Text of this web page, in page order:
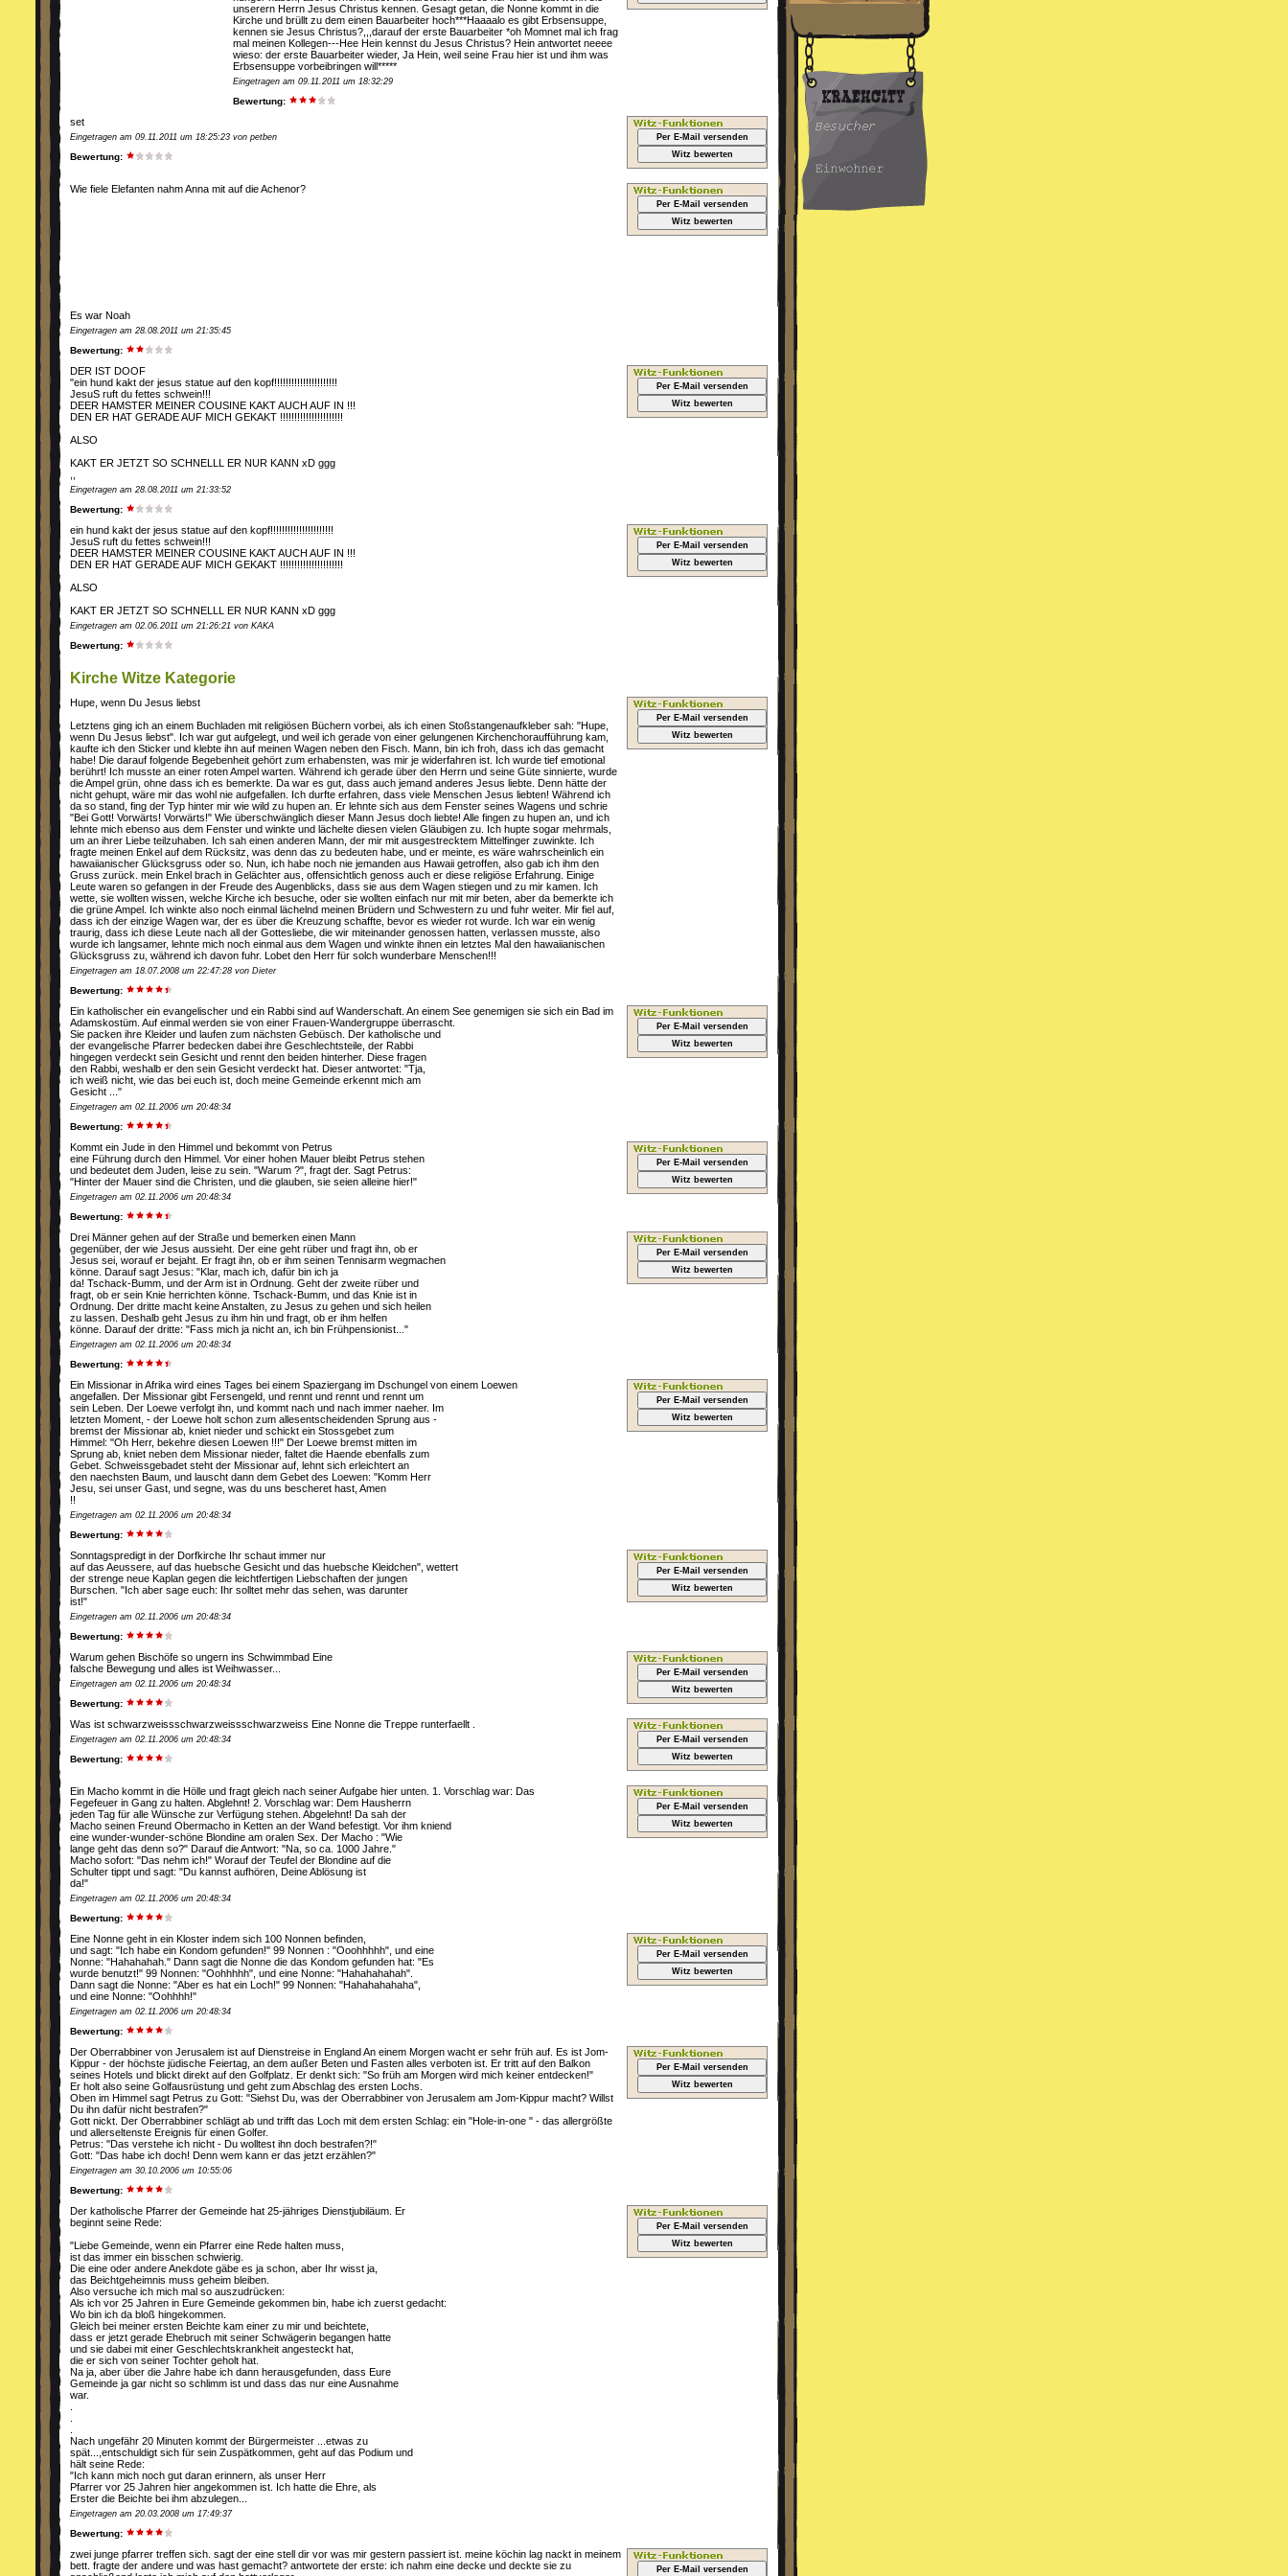
unserern Herrn Jesus Christus kennen. Gesagt getan, die Nonne kommt in die
Kirche und brüllt zu dem einen Bauarbeiter hoch***Haaaalo es gibt Erbsensuppe,
kennen sie Jesus Christus?,,,darauf der erste Bauarbeiter *oh Momnet mal ich frag
mal meinen Kollegen---Hee Hein kennst du Jesus Christus? Hein antwortet neeee
wieso: der erste Bauarbeiter wieder, Ja Hein, weil seine Frau hier ist und ihm was
Erbsensuppe vorbeibringen will*****
Eingetragen am 09.11.2011 um 18:32:29
Bewertung:
Per E-Mail versenden
Witz bewerten
set
Eingetragen am 09.11.2011 um 18:25:23 von petben
Bewertung:
Per E-Mail versenden
Witz bewerten
Wie fiele Elefanten nahm Anna mit auf die Achenor?
Es war Noah
Eingetragen am 28.08.2011 um 21:35:45
Bewertung:
Per E-Mail versenden
Witz bewerten
DER IST DOOF
"ein hund kakt der jesus statue auf den kopf!!!!!!!!!!!!!!!!!!!!!!
JesuS ruft du fettes schwein!!!
DEER HAMSTER MEINER COUSINE KAKT AUCH AUF IN !!!
DEN ER HAT GERADE AUF MICH GEKAKT !!!!!!!!!!!!!!!!!!!!!!
ALSO
KAKT ER JETZT SO SCHNELLL ER NUR KANN xD ggg
Eingetragen am 28.08.2011 um 21:33:52
Bewertung:
Per E-Mail versenden
Witz bewerten
ein hund kakt der jesus statue auf den kopf!!!!!!!!!!!!!!!!!!!!!!
JesuS ruft du fettes schwein!!!
DEER HAMSTER MEINER COUSINE KAKT AUCH AUF IN !!!
DEN ER HAT GERADE AUF MICH GEKAKT !!!!!!!!!!!!!!!!!!!!!!
ALSO
KAKT ER JETZT SO SCHNELLL ER NUR KANN xD ggg
Eingetragen am 02.06.2011 um 21:26:21 von KAKA
Bewertung:
Kirche Witze Kategorie
Per E-Mail versenden
Witz bewerten
Hupe, wenn Du Jesus liebst
Letztens ging ich an einem Buchladen mit religiösen Büchern vorbei, als ich einen Stoßstangenaufkleber sah: "Hupe,
wenn Du Jesus liebst". Ich war gut aufgelegt, und weil ich gerade von einer gelungenen Kirchenchoraufführung kam,
kaufte ich den Sticker und klebte ihn auf meinen Wagen neben den Fisch. Mann, bin ich froh, dass ich das gemacht
habe! Die darauf folgende Begebenheit gehört zum erhabensten, was mir je widerfahren ist. Ich wurde tief emotional
berührt! Ich musste an einer roten Ampel warten. Während ich gerade über den Herrn und seine Güte sinnierte, wurde
die Ampel grün, ohne dass ich es bemerkte. Da war es gut, dass auch jemand anderes Jesus liebte. Denn hätte der
nicht gehupt, wäre mir das wohl nie aufgefallen. Ich durfte erfahren, dass viele Menschen Jesus liebten! Während ich
da so stand, fing der Typ hinter mir wie wild zu hupen an. Er lehnte sich aus dem Fenster seines Wagens und schrie
"Bei Gott! Vorwärts! Vorwärts!" Wie überschwänglich dieser Mann Jesus doch liebte! Alle fingen zu hupen an, und ich
lehnte mich ebenso aus dem Fenster und winkte und lächelte diesen vielen Gläubigen zu. Ich hupte sogar mehrmals,
um an ihrer Liebe teilzuhaben. Ich sah einen anderen Mann, der mir mit ausgestrecktem Mittelfinger zuwinkte. Ich
fragte meinen Enkel auf dem Rücksitz, was denn das zu bedeuten habe, und er meinte, es wäre wahrscheinlich ein
hawaiianischer Glücksgruss oder so. Nun, ich habe noch nie jemanden aus Hawaii getroffen, also gab ich ihm den
Gruss zurück. mein Enkel brach in Gelächter aus, offensichtlich genoss auch er diese religiöse Erfahrung. Einige
Leute waren so gefangen in der Freude des Augenblicks, dass sie aus dem Wagen stiegen und zu mir kamen. Ich
wette, sie wollten wissen, welche Kirche ich besuche, oder sie wollten einfach nur mit mir beten, aber da bemerkte ich
die grüne Ampel. Ich winkte also noch einmal lächelnd meinen Brüdern und Schwestern zu und fuhr weiter. Mir fiel auf,
dass ich der einzige Wagen war, der es über die Kreuzung schaffte, bevor es wieder rot wurde. Ich war ein wenig
traurig, dass ich diese Leute nach all der Gottesliebe, die wir miteinander genossen hatten, verlassen musste, also
wurde ich langsamer, lehnte mich noch einmal aus dem Wagen und winkte ihnen ein letztes Mal den hawaiianischen
Glücksgruss zu, während ich davon fuhr. Lobet den Herr für solch wunderbare Menschen!!!
Eingetragen am 18.07.2008 um 22:47:28 von Dieter
Bewertung:
Per E-Mail versenden
Witz bewerten
Ein katholischer ein evangelischer und ein Rabbi sind auf Wanderschaft. An einem See genemigen sie sich ein Bad im
Adamskostüm. Auf einmal werden sie von einer Frauen-Wandergruppe überrascht.
Sie packen ihre Kleider und laufen zum nächsten Gebüsch. Der katholische und
der evangelische Pfarrer bedecken dabei ihre Geschlechtsteile, der Rabbi
hingegen verdeckt sein Gesicht und rennt den beiden hinterher. Diese fragen
den Rabbi, weshalb er den sein Gesicht verdeckt hat. Dieser antwortet: "Tja,
ich weiß nicht, wie das bei euch ist, doch meine Gemeinde erkennt mich am
Gesicht ..."
Eingetragen am 02.11.2006 um 20:48:34
Bewertung:
Per E-Mail versenden
Witz bewerten
Kommt ein Jude in den Himmel und bekommt von Petrus
eine Führung durch den Himmel. Vor einer hohen Mauer bleibt Petrus stehen
und bedeutet dem Juden, leise zu sein. "Warum ?", fragt der. Sagt Petrus:
"Hinter der Mauer sind die Christen, und die glauben, sie seien alleine hier!"
Eingetragen am 02.11.2006 um 20:48:34
Bewertung:
Per E-Mail versenden
Witz bewerten
Drei Männer gehen auf der Straße und bemerken einen Mann
gegenüber, der wie Jesus aussieht. Der eine geht rüber und fragt ihn, ob er
Jesus sei, worauf er bejaht. Er fragt ihn, ob er ihm seinen Tennisarm wegmachen
könne. Darauf sagt Jesus: "Klar, mach ich, dafür bin ich ja
da! Tschack-Bumm, und der Arm ist in Ordnung. Geht der zweite rüber und
fragt, ob er sein Knie herrichten könne. Tschack-Bumm, und das Knie ist in
Ordnung. Der dritte macht keine Anstalten, zu Jesus zu gehen und sich heilen
zu lassen. Deshalb geht Jesus zu ihm hin und fragt, ob er ihm helfen
könne. Darauf der dritte: "Fass mich ja nicht an, ich bin Frühpensionist..."
Eingetragen am 02.11.2006 um 20:48:34
Bewertung:
Per E-Mail versenden
Witz bewerten
Ein Missionar in Afrika wird eines Tages bei einem Spaziergang im Dschungel von einem Loewen
angefallen. Der Missionar gibt Fersengeld, und rennt und rennt und rennt um
sein Leben. Der Loewe verfolgt ihn, und kommt nach und nach immer naeher. Im
letzten Moment, - der Loewe holt schon zum allesentscheidenden Sprung aus -
bremst der Missionar ab, kniet nieder und schickt ein Stossgebet zum
Himmel: "Oh Herr, bekehre diesen Loewen !!!" Der Loewe bremst mitten im
Sprung ab, kniet neben dem Missionar nieder, faltet die Haende ebenfalls zum
Gebet. Schweissgebadet steht der Missionar auf, lehnt sich erleichtert an
den naechsten Baum, und lauscht dann dem Gebet des Loewen: "Komm Herr
Jesu, sei unser Gast, und segne, was du uns bescheret hast, Amen
!!
Eingetragen am 02.11.2006 um 20:48:34
Bewertung:
Per E-Mail versenden
Witz bewerten
Sonntagspredigt in der Dorfkirche Ihr schaut immer nur
auf das Aeussere, auf das huebsche Gesicht und das huebsche Kleidchen", wettert
der strenge neue Kaplan gegen die leichtfertigen Liebschaften der jungen
Burschen. "Ich aber sage euch: Ihr solltet mehr das sehen, was darunter
ist!"
Eingetragen am 02.11.2006 um 20:48:34
Bewertung:
Per E-Mail versenden
Witz bewerten
Warum gehen Bischöfe so ungern ins Schwimmbad Eine
falsche Bewegung und alles ist Weihwasser...
Eingetragen am 02.11.2006 um 20:48:34
Bewertung:
Per E-Mail versenden
Witz bewerten
Was ist schwarzweissschwarzweissschwarzweiss Eine Nonne die Treppe runterfaellt .
Eingetragen am 02.11.2006 um 20:48:34
Bewertung:
Per E-Mail versenden
Witz bewerten
Ein Macho kommt in die Hölle und fragt gleich nach seiner Aufgabe hier unten. 1. Vorschlag war: Das
Fegefeuer in Gang zu halten. Abglehnt! 2. Vorschlag war: Dem Hausherrn
jeden Tag für alle Wünsche zur Verfügung stehen. Abgelehnt! Da sah der
Macho seinen Freund Obermacho in Ketten an der Wand befestigt. Vor ihm kniend
eine wunder-wunder-schöne Blondine am oralen Sex. Der Macho : "Wie
lange geht das denn so?" Darauf die Antwort: "Na, so ca. 1000 Jahre."
Macho sofort: "Das nehm ich!" Worauf der Teufel der Blondine auf die
Schulter tippt und sagt: "Du kannst aufhören, Deine Ablösung ist
da!"
Eingetragen am 02.11.2006 um 20:48:34
Bewertung:
Per E-Mail versenden
Witz bewerten
Eine Nonne geht in ein Kloster indem sich 100 Nonnen befinden,
und sagt: "Ich habe ein Kondom gefunden!" 99 Nonnen : "Ooohhhhh", und eine
Nonne: "Hahahahah." Dann sagt die Nonne die das Kondom gefunden hat: "Es
wurde benutzt!" 99 Nonnen: "Oohhhhh", und eine Nonne: "Hahahahahah".
Dann sagt die Nonne: "Aber es hat ein Loch!" 99 Nonnen: "Hahahahahaha",
und eine Nonne: "Oohhhh!"
Eingetragen am 02.11.2006 um 20:48:34
Bewertung:
Per E-Mail versenden
Witz bewerten
Der Oberrabbiner von Jerusalem ist auf Dienstreise in England An einem Morgen wacht er sehr früh auf. Es ist Jom-
Kippur - der höchste jüdische Feiertag, an dem außer Beten und Fasten alles verboten ist. Er tritt auf den Balkon
seines Hotels und blickt direkt auf den Golfplatz. Er denkt sich: "So früh am Morgen wird mich keiner entdecken!"
Er holt also seine Golfausrüstung und geht zum Abschlag des ersten Lochs.
Oben im Himmel sagt Petrus zu Gott: "Siehst Du, was der Oberrabbiner von Jerusalem am Jom-Kippur macht? Willst
Du ihn dafür nicht bestrafen?"
Gott nickt. Der Oberrabbiner schlägt ab und trifft das Loch mit dem ersten Schlag: ein "Hole-in-one " - das allergrößte
und allerseltenste Ereignis für einen Golfer.
Petrus: "Das verstehe ich nicht - Du wolltest ihn doch bestrafen?!"
Gott: "Das habe ich doch! Denn wem kann er das jetzt erzählen?"
Eingetragen am 30.10.2006 um 10:55:06
Bewertung:
Per E-Mail versenden
Witz bewerten
Der katholische Pfarrer der Gemeinde hat 25-jähriges Dienstjubiläum. Er
beginnt seine Rede:
"Liebe Gemeinde, wenn ein Pfarrer eine Rede halten muss,
ist das immer ein bisschen schwierig.
Die eine oder andere Anekdote gäbe es ja schon, aber Ihr wisst ja,
das Beichtgeheimnis muss geheim bleiben.
Also versuche ich mich mal so auszudrücken:
Als ich vor 25 Jahren in Eure Gemeinde gekommen bin, habe ich zuerst gedacht:
Wo bin ich da bloß hingekommen.
Gleich bei meiner ersten Beichte kam einer zu mir und beichtete,
dass er jetzt gerade Ehebruch mit seiner Schwägerin begangen hatte
und sie dabei mit einer Geschlechtskrankheit angesteckt hat,
die er sich von seiner Tochter geholt hat.
Na ja, aber über die Jahre habe ich dann herausgefunden, dass Eure
Gemeinde ja gar nicht so schlimm ist und dass das nur eine Ausnahme
war.
Nach ungefähr 20 Minuten kommt der Bürgermeister ...etwas zu
spät...,entschuldigt sich für sein Zuspätkommen, geht auf das Podium und
hält seine Rede:
"Ich kann mich noch gut daran erinnern, als unser Herr
Pfarrer vor 25 Jahren hier angekommen ist. Ich hatte die Ehre, als
Erster die Beichte bei ihm abzulegen...
Eingetragen am 20.03.2008 um 17:49:37
Bewertung:
Per E-Mail versenden
zwei junge pfarrer treffen sich. sagt der eine stell dir vor was mir gestern passiert ist. meine köchin lag nackt in meinem
bett. fragte der andere und was hast gemacht? antwortete der erste: ich nahm eine decke und deckte sie zu